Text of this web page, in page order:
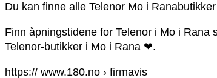
Du kan finne alle Telenor Mo i
Finn åpningstidene for Telenor i Mo i
Telenor-butikker i Mo i Rana ❤.
https:// www.180.no › firmavis